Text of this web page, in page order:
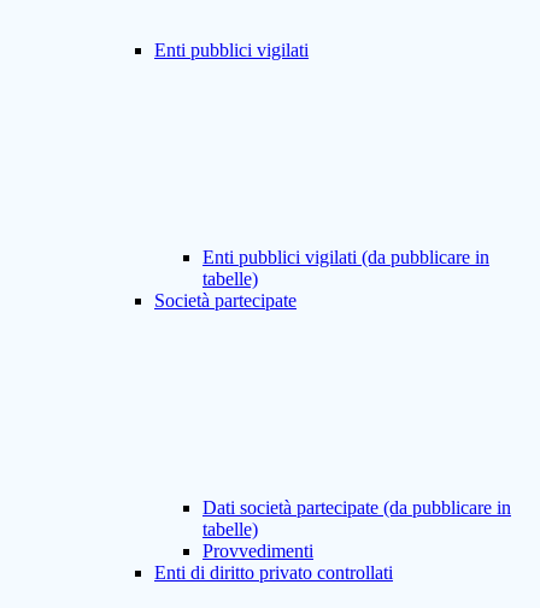
Enti pubblici vigilati
Enti pubblici vigilati (da pubblicare in
tabelle)
Società partecipate
Dati società partecipate (da pubblicare in
tabelle)
Provvedimenti
Enti di diritto privato controllati